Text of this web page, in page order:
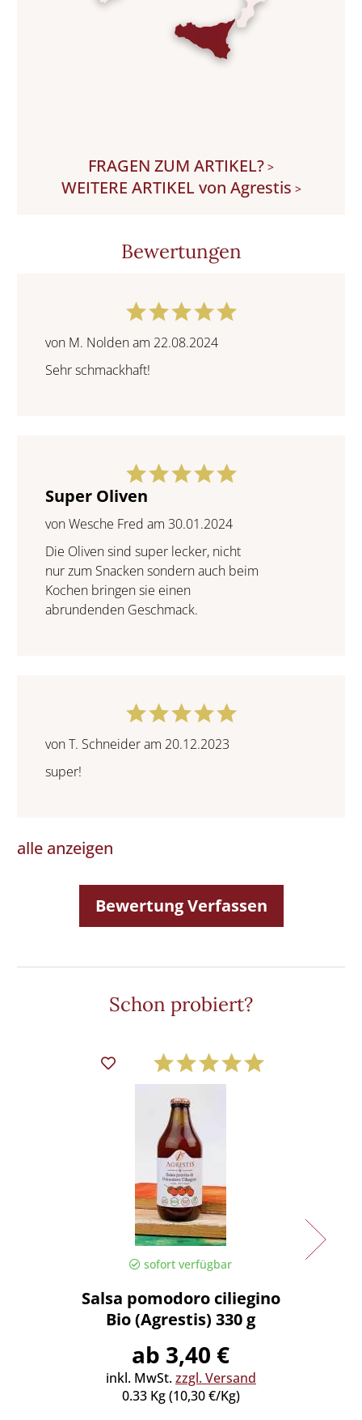
FRAGEN ZUM ARTIKEL? >
WEITERE ARTIKEL von Agrestis >
Bewertungen
von M. Nolden am 22.08.2024
Sehr schmackhaft!
Super Oliven
von Wesche Fred am 30.01.2024
Die Oliven sind super lecker, nicht
nur zum Snacken sondern auch beim
Kochen bringen sie einen
abrundenden Geschmack.
von T. Schneider am 20.12.2023
super!
alle anzeigen
Bewertung Verfassen
Schon probiert?
sofort verfügbar
Salsa pomodoro ciliegino
Bio (Agrestis) 330 g
ab 3,40 €
inkl. MwSt.zzgl. Versand
0.33 Kg (10,30 €/Kg)